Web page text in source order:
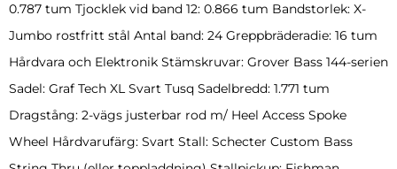
0.787 tum Tjocklek vid band 12: 0.866 tum Bandstorlek: X-
Jumbo rostfritt stål Antal band: 24 Greppbräderadie: 16 tum
Hårdvara och Elektronik Stämskruvar: Grover Bass 144-serien
Sadel: Graf Tech XL Svart Tusq Sadelbredd: 1.771 tum
Dragstång: 2-vägs justerbar rod m/ Heel Access Spoke
Wheel Hårdvarufärg: Svart Stall: Schecter Custom Bass